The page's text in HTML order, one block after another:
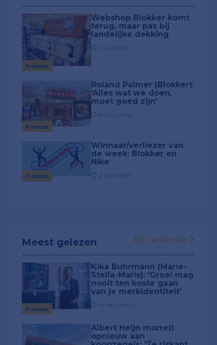
Premium
Webshop Blokker komt
terug, maar pas bij
landelijke dekking
Premium
Roland Palmer (Blokker):
'Alles wat we doen,
moet goed zijn'
Premium
Winnaar/verliezer van
de week: Blokker en
Nike
Meest gelezen Alle artikelen
Premium
Kika Buhrmann (Marie-
Stella-Maris): 'Groei mag
nooit ten koste gaan
van je merkidentiteit'
Albert Heijn morrelt
opnieuw aan